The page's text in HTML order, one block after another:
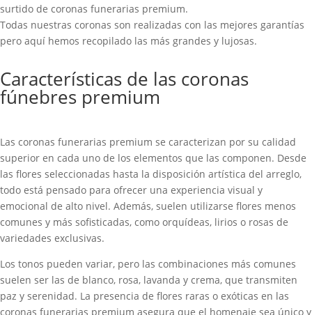
surtido de coronas funerarias premium.
Todas nuestras coronas son realizadas con las mejores garantías
pero aquí hemos recopilado las más grandes y lujosas.
Características de las coronas
fúnebres premium
Las coronas funerarias premium se caracterizan por su calidad
superior en cada uno de los elementos que las componen. Desde
las flores seleccionadas hasta la disposición artística del arreglo,
todo está pensado para ofrecer una experiencia visual y
emocional de alto nivel. Además, suelen utilizarse flores menos
comunes y más sofisticadas, como orquídeas, lirios o rosas de
variedades exclusivas.
Los tonos pueden variar, pero las combinaciones más comunes
suelen ser las de blanco, rosa, lavanda y crema, que transmiten
paz y serenidad. La presencia de flores raras o exóticas en las
coronas funerarias premium asegura que el homenaje sea único y